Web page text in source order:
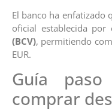
El banco ha enfatizado
oficial establecida por
(BCV), permitiendo
EUR.
Guía
comprar